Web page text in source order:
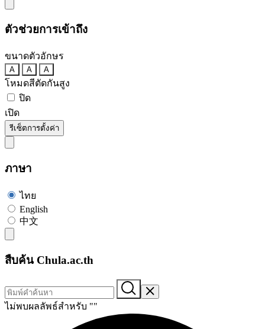
ตัวช่วยการเข้าถึง
ขนาดตัวอักษร
A A A
โหมดสีตัดกันสูง
ปิด
เปิด
รีเซ็ตการตั้งค่า
ภาษา
ไทย
English
中文
สืบค้น Chula.ac.th
ไม่พบผลลัพธ์สำหรับ ""